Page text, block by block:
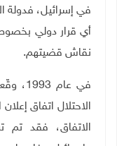
في إسرائيل، فدولة
أي قرار دولي
نقاش قضيتهم.
في
الاتفاق، فقد تم